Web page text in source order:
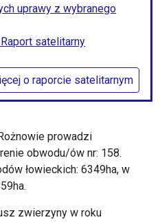
uprawy z wybranego
satelitarny
o raporcie satelitarnym
prowadzi
obwodu/ów nr: 158.
łowieckich: 6349ha, w
zwierzyny w roku